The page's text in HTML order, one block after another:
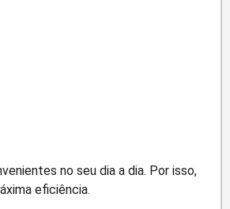
no seu dia a dia. Por isso,
eficiência.